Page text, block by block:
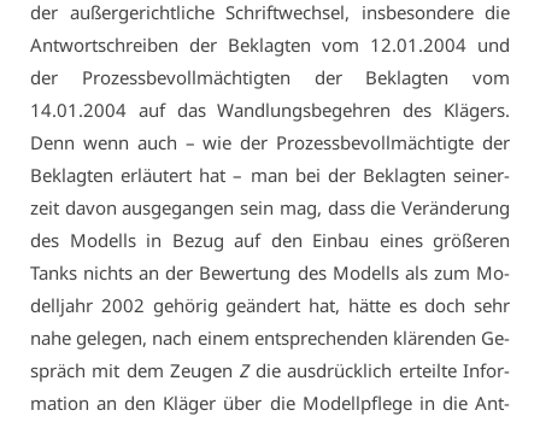
der au­ßer­ge­richt­li­che Schrift­wech­sel, ins­be­son­de­re die
Ant­wort­schrei­ben der Be­klag­ten vom 12.01.2004 und
der Pro­zess­be­voll­mäch­tig­ten der Be­klag­ten vom
14.01.2004 auf das Wand­lungs­be­geh­ren des Klä­gers.
Denn wenn auch – wie der Pro­zess­be­voll­mäch­tig­te der
Be­klag­ten er­läu­tert hat – man bei der Be­klag­ten sei­ner­
zeit da­von aus­ge­gan­gen sein mag, dass die Ver­än­de­rung
des Mo­dells in Be­zug auf den Ein­bau ei­nes grö­ße­ren
Tanks nichts an der Be­wer­tung des Mo­dells als zum Mo­
dell­jahr 2002 ge­hö­rig ge­än­dert hat, hät­te es doch sehr
na­he ge­le­gen, nach ei­nem ent­spre­chen­den klä­ren­den Ge­
spräch mit dem Zeu­gen Zdie aus­drück­lich er­teil­te In­for­
ma­ti­on an den Klä­ger über die Mo­dell­pfle­ge in die Ant­